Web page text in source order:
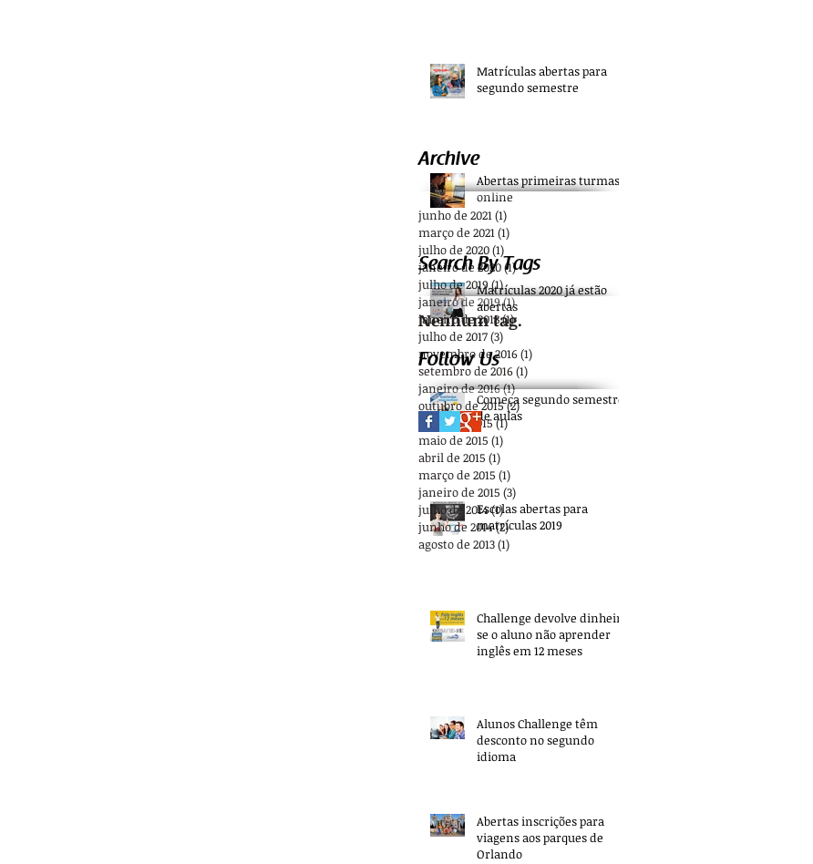
Matrículas abertas para
segundo semestre
Abertas primeiras turmas
online
Matrículas 2020 já estão
abertas
Começa segundo semestre
de aulas
Escolas abertas para
matrículas 2019
Challenge devolve dinheiro
se o aluno não aprender
inglês em 12 meses
Alunos Challenge têm
desconto no segundo
idioma
Abertas inscrições para
viagens aos parques de
Orlando
Archive
junho de 2021(1)
março de 2021(1)
julho de 2020(1)
janeiro de 2020(1)1 post
julho de 2019 (1)1 post
janeiro de 2019(1)1 post
janeiro de 2018(1)1 post
julho de 2017(3)
novembro de 2016(1)
setembro de 2016(1)
janeiro de 2016(1)1 post
outubro de 2015(2)2 posts
junho de 2015 (1)1 post
maio de 2015 (1)
abril de 2015 (1)
março de 2015 (1)
janeiro de 2015 (3)
julho de 2014(1)1 post
junho de 2014(2)2 posts
agosto de 2013(1)
Search By Tags
Nenhum tag.
Follow Us